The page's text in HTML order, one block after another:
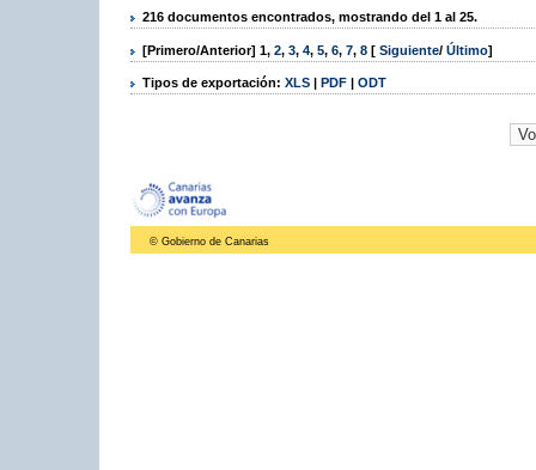
216 documentos encontrados, mostrando del 1 al 25.
[Primero/Anterior] 1, 2, 3, 4, 5, 6, 7, 8 [ Siguiente/ Último]
Tipos de exportación: XLS | PDF | ODT
© Gobierno de Canarias